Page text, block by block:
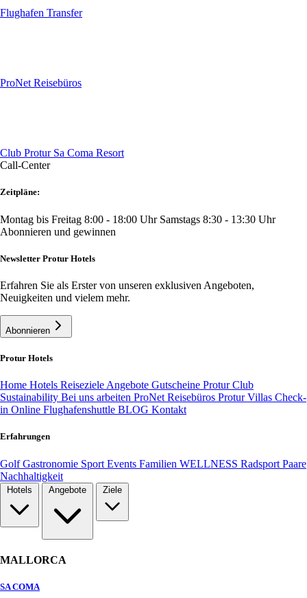
Flughafen Transfer
ProNet Reisebüros
Club Protur Sa Coma Resort
Call-Center
Zeitpläne:
Montag bis Freitag 8:00 - 18:00 Uhr Samstags 8:30 - 13:30 Uhr
Abonnieren und gewinnen
Newsletter Protur Hotels
Erfahren Sie als Erster von unseren exklusiven Angeboten,
Neuigkeiten und vielem mehr.
Abonnieren
Protur Hotels
Home Hotels Reiseziele Angebote Gutscheine Protur Club
Sustainability Bei uns arbeiten ProNet Reisebüros Protur Villas Check-
in Online Flughafenshuttle BLOG Kontakt
Erfahrungen
GolfGastronomie Sport Events Familien WELLNESS Radsport Paare
Nachhaltigkeit
MALLORCA
SA COMA